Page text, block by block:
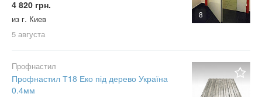
8
4 820 грн.
из г. Киев
5 августа
Профнастил
Профнастил Т18 Еко під дерево Україна
0.4мм